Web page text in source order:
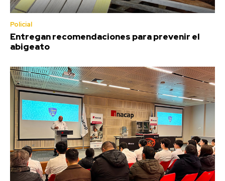
Policial
Entregan recomendaciones para prevenir el
abigeato